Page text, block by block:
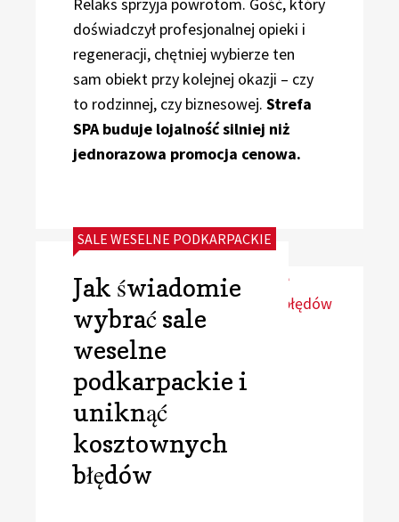
doświadczył profesjonalnej opieki i
regeneracji, chętniej wybierze ten
sam obiekt przy kolejnej okazji – czy
to rodzinnej, czy biznesowej. Strefa
SPA buduje lojalność silniej niż
jednorazowa promocja cenowa.
CATEGORIES:
SALE WESELNE PODKARPACKIE
Jak świadomie
wybrać sale
weselne
podkarpackie i
uniknąć
kosztownych
błędów